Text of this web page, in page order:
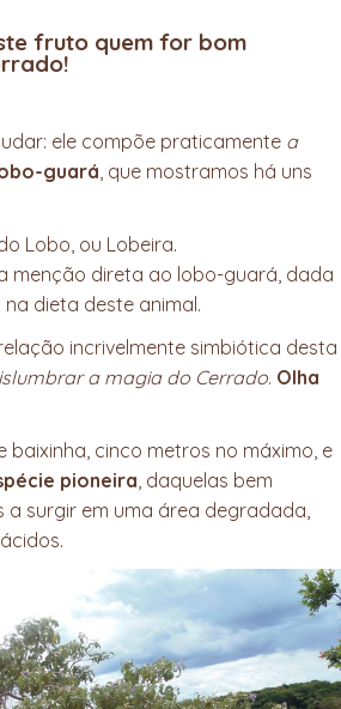
fruto quem for bom
ele compõe praticamente a
guará , que mostramos há uns
Lobo, ou Lobeira.
menção direta ao lobo-guará, dada
na dieta deste animal.
incrivelmente simbiótica desta
a magia do Cerrado. Olha
baixinha, cinco metros no máximo, e
pioneira, daquelas bem
a surgir em uma área degradada,